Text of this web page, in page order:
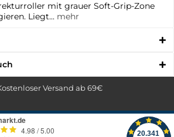
mit grauer Soft-Grip-Zone
Liegt... mehr
Versand ab 69€